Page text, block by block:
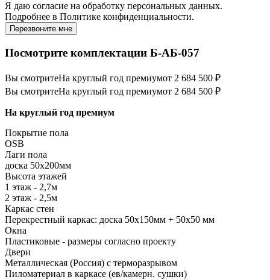
Я даю согласие на обработку персональных данных.
Подробнее в Политике конфиденциальности.
Перезвоните мне
Посмотрите комплектации Б-АБ-057
Вы смотритеНа круглый год премиумот 2 684 500 ₽
Вы смотритеНа круглый год премиумот 2 684 500 ₽
На круглый год премиум
Покрытие пола
ОSB
Лаги пола
доска 50х200мм
Высота этажей
1 этаж - 2,7м
2 этаж - 2,5м
Каркас стен
Перекрестный каркас: доска 50х150мм + 50х50 мм
Окна
Пластиковые - размеры согласно проекту
Двери
Металлическая (Россия) с терморазрывом
Пиломатериал в каркасе (ев/камерн. сушки)